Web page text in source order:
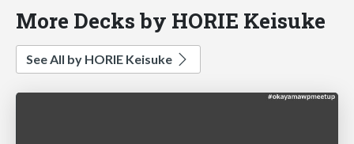
More Decks by HORIE Keisuke
See All by HORIE Keisuke